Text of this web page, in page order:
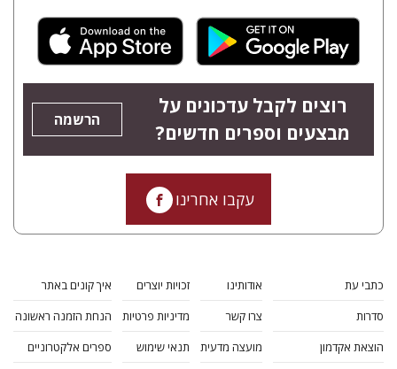
רוצים לקבל עדכונים על
מבצעים וספרים חדשים?
הרשמה
עקבו אחרינו
כתבי עת
סדרות
הוצאת אקדמון
אודותינו
צרו קשר
מועצה מדעית
זכויות יוצרים
מדיניות פרטיות
תנאי שימוש
איך קונים באתר
הנחת הזמנה ראשונה
ספרים אלקטרוניים